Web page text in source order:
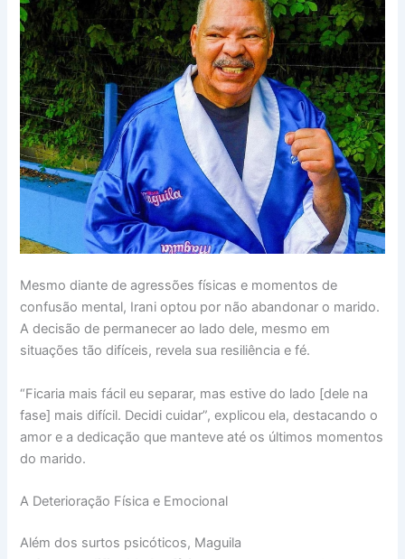
Mesmo diante de agressões físicas e momentos de
confusão mental, Irani optou por não abandonar o marido.
A decisão de permanecer ao lado dele, mesmo em
situações tão difíceis, revela sua resiliência e fé.
“Ficaria mais fácil eu separar, mas estive do lado [dele na
fase] mais difícil. Decidi cuidar”, explicou ela, destacando o
amor e a dedicação que manteve até os últimos momentos
do marido.
A Deterioração Física e Emocional
Além dos surtos psicóticos, Maguila